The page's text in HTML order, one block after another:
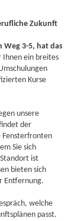
Zukunft
Weg 3-5, hat das
Ihnen ein breites
Kurse
unsere
der
Fensterfronten
Sie sich
ist
bieten sich
Entfernung.
welche
passt.